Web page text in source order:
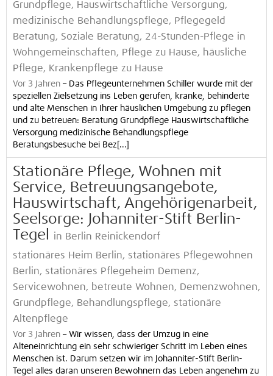
Grundpflege, Hauswirtschaftliche Versorgung,
medizinische Behandlungspflege, Pflegegeld
Beratung, Soziale Beratung, 24-Stunden-Pflege in
Wohngemeinschaften, Pflege zu Hause, häusliche
Pflege, Krankenpflege zu Hause
Vor 3 Jahren – Das Pflegeunternehmen Schiller wurde mit der
speziellen Zielsetzung ins Leben gerufen, kranke, behinderte
und alte Menschen in Ihrer häuslichen Umgebung zu pflegen
und zu betreuen: Beratung Grundpflege Hauswirtschaftliche
Versorgung medizinische Behandlungspflege
Beratungsbesuche bei Bez[...]
Stationäre Pflege, Wohnen mit
Service, Betreuungsangebote,
Hauswirtschaft, Angehörigenarbeit,
Seelsorge: Johanniter-Stift Berlin-
Tegel
in Berlin Reinickendorf
stationäres Heim Berlin, stationäres Pflegewohnen
Berlin, stationäres Pflegeheim Demenz,
Servicewohnen, betreute Wohnen, Demenzwohnen,
Grundpflege, Behandlungspflege, stationäre
Altenpflege
Vor 3 Jahren – Wir wissen, dass der Umzug in eine
Alteneinrichtung ein sehr schwieriger Schritt im Leben eines
Menschen ist. Darum setzen wir im Johanniter-Stift Berlin-
Tegel alles daran unseren Bewohnern das Leben angenehm zu